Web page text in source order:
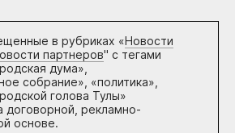
в рубриках «Новости
партнеров" с тегами
дума»,
собрание», «политика»,
голова Тулы»
договорной, рекламно-
основе.